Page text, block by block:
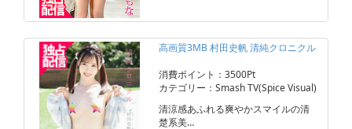
高画質3MB 村田史帆 清純クロニクル
消費ポイント：3500Pt
カテゴリー：Smash TV(Spice Visual)
清涼感あふれる爽やかスマイルの清
楚系美…